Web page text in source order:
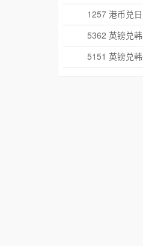
1257 港币兑
5362 英镑兑
5151 英镑兑